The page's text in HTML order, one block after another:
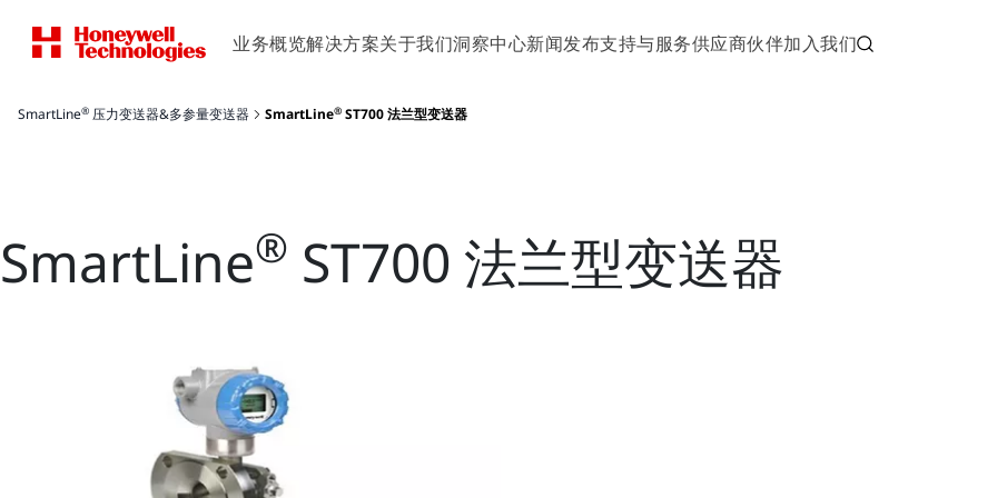
业务概览解决方案关于我们洞察中心新闻发布支持与服务供应商伙伴加入我们
SmartLine® 压力变送器&多参量变送器 SmartLine® ST700 法兰型变送器
SmartLine® ST700 法兰型变送器